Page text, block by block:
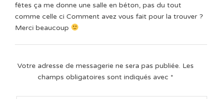
fêtes ça me donne une salle en béton, pas du tout
comme celle ci Comment avez vous fait pour la trouver ?
Merci beaucoup
Votre adresse de messagerie ne sera pas publiée. Les
champs obligatoires sont indiqués avec *